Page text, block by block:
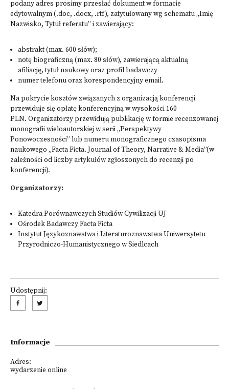
podany adres prosimy przesłać dokument w formacie
edytowalnym (.doc, .docx, .rtf), zatytułowany wg schematu „Imię
Nazwisko, Tytuł referatu” i zawierający:
abstrakt (max. 600 słów);
notę biograficzną (max. 80 słów), zawierającą aktualną
afiliację, tytuł naukowy oraz profil badawczy
numer telefonu oraz korespondencyjny email.
Na pokrycie kosztów związanych z organizacją konferencji
przewiduje się opłatę konferencyjną w wysokości 160
PLN. Organizatorzy przewidują publikację w formie recenzowanej
monografii wieloautorskiej w serii „Perspektywy
Ponowoczesności” lub numeru monograficznego czasopisma
naukowego „Facta Ficta. Journal of Theory, Narrative & Media”(w
zależności od liczby artykułów zgłoszonych do recenzji po
konferencji).
Organizatorzy:
Katedra Porównawczych Studiów Cywilizacji UJ
Ośrodek Badawczy Facta Ficta
Instytut Językoznawstwa i Literaturoznawstwa Uniwersytetu
Przyrodniczo-Humanistycznego w Siedlcach
Udostępnij:
Informacje
Adres:
wydarzenie online